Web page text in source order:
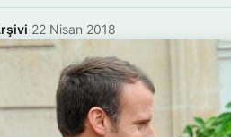
·22 Nisan 2018